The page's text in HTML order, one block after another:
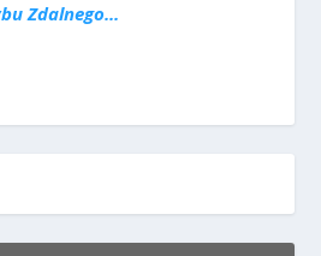
Zdalnego...